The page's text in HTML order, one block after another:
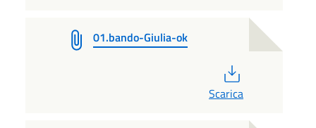
01.bando-Giulia-ok
Scarica